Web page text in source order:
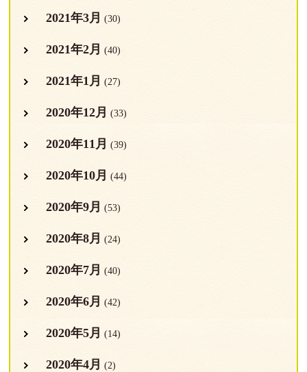
2021年3月 (30)
2021年2月 (40)
2021年1月 (27)
2020年12月 (33)
2020年11月 (39)
2020年10月 (44)
2020年9月 (53)
2020年8月 (24)
2020年7月 (40)
2020年6月 (42)
2020年5月 (14)
2020年4月 (2)